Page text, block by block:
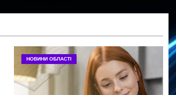
НОВИНИ ОБЛАСТІ